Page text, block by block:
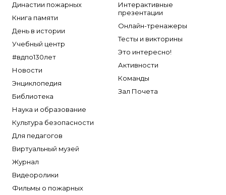
Династии пожарных
Книга памяти
День в истории
Учебный центр
#вдпо130лет
Новости
Энциклопедия
Библиотека
Наука и образование
Культура безопасности
Для педагогов
Виртуальный музей
Журнал
Видеоролики
Фильмы о пожарных
Интерактивные
презентации
Онлайн-тренажеры
Тесты и викторины
Это интересно!
Активности
Команды
Зал Почета